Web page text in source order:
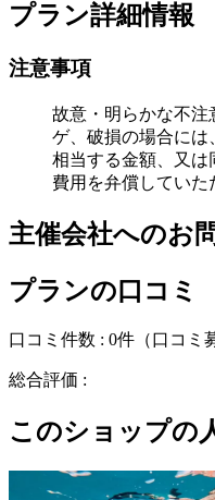
プラン詳細情報
注意事項
故意・明らかな不注
ゲ、破損の場合には
相当する金額、又は
費用を弁償していた
主催会社へのお
プランの口コミ
口コミ件数 : 0件 （口コミ
総合評価 :
このショップの